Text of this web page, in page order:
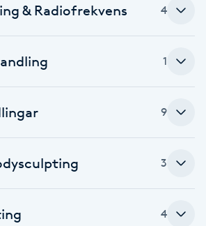
& Radiofrekvens 4
1
9
3
4